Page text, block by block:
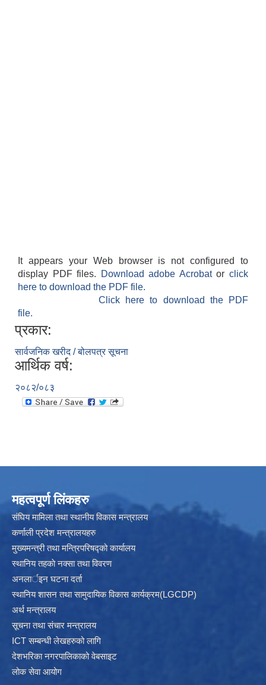
It appears your Web browser is not configured to
display PDF files.
Download adobe Acrobatorclick
here to download the PDF file.
Click here to download the PDF
file.
प्रकार:
सार्वजनिक खरीद / बोलपत्र सूचना
आर्थिक वर्ष:
२०८२/०८३
महत्वपूर्ण लिंकहरु
संघिय मामिला तथा स्थानीय विकास मन्त्रालय
कर्णाली प्रदेश मन्त्रालयहरु
मुख्यमन्त्री तथा मन्त्रिपरिषद्को कार्यालय
स्थानिय तहकाे नक्सा तथा विवरण
अनलार्इन घटना दर्ता
स्थानिय शासन तथा सामुदायिक विकास कार्यक्रम(LGCDP)
अर्थ मन्त्रालय
सूचना तथा संचार मन्त्रालय
ICT सम्बन्धी लेखहरुको लागि
देशभरिका नगरपालिकाको वेबसाइट
लोक सेवा आयोग